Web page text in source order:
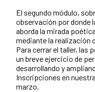
El segundo módulo,
observación por donde
aborda la mirada
mediante la realización
Para cerrar el taller, las
un breve ejercicio de
desarrollando y
Inscripciones en
marzo.